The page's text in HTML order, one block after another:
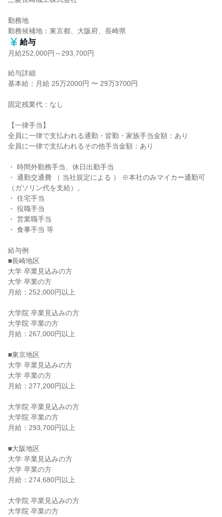
勤務地
勤務候補地：東京都、大阪府、長崎県
給与
月給252,000円～293,700円
給与詳細
基本給：月給 25万2000円 〜 29万3700円
固定残業代：なし
【一律手当】
全員に一律で支払われる通勤・皆勤・家族手当金額：あり
全員に一律で支払われるその他手当金額：あり
・ 時間外勤務手当、休日出勤手当
・ 通勤交通費 （ 当社規定による ） ※本社のみマイカー通勤可
（ガソリン代を支給）。
・ 住宅手当
・ 役職手当
・ 営業職手当
・ 食事手当 等
給与例
■長崎地区
大学 卒業見込みの方
大学 卒業の方
月給：252,000円以上
大学院 卒業見込みの方
大学院 卒業の方
月給：267,000円以上
■東京地区
大学 卒業見込みの方
大学 卒業の方
月給：277,200円以上
大学院 卒業見込みの方
大学院 卒業の方
月給：293,700円以上
■大阪地区
大学 卒業見込みの方
大学 卒業の方
月給：274,680円以上
大学院 卒業見込みの方
大学院 卒業の方